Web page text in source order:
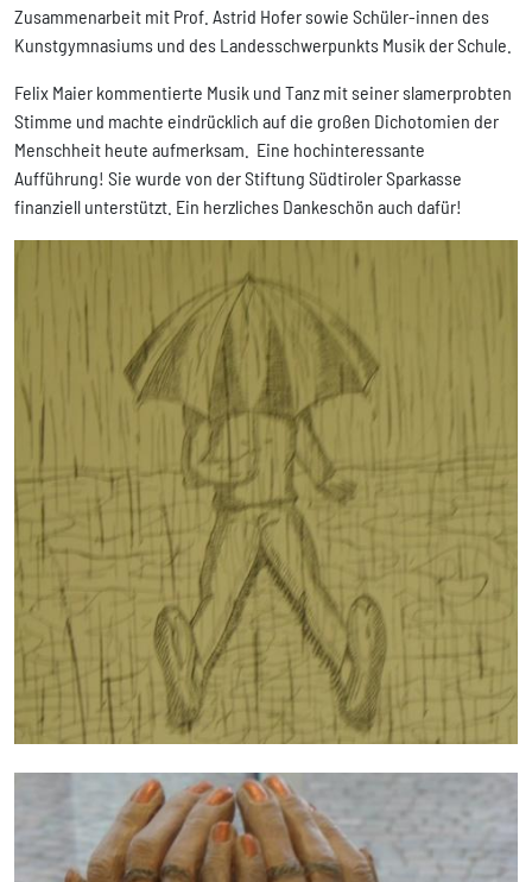
Zusammenarbeit mit Prof. Astrid Hofer sowie Schüler-innen des
Kunstgymnasiums und des Landesschwerpunkts Musik der Schule.
Felix Maier kommentierte Musik und Tanz mit seiner slamerprobten
Stimme und machte eindrücklich auf die großen Dichotomien der
Menschheit heute aufmerksam. Eine hochinteressante
Aufführung! Sie wurde von der Stiftung Südtiroler Sparkasse
finanziell unterstützt. Ein herzliches Dankeschön auch dafür!